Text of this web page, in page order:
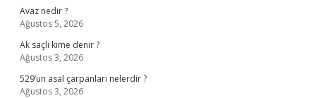
Avaz nedir ?
Ağustos 5, 2026
Ak saçlı kime denir ?
Ağustos 3, 2026
529’un asal çarpanları nelerdir ?
Ağustos 3, 2026